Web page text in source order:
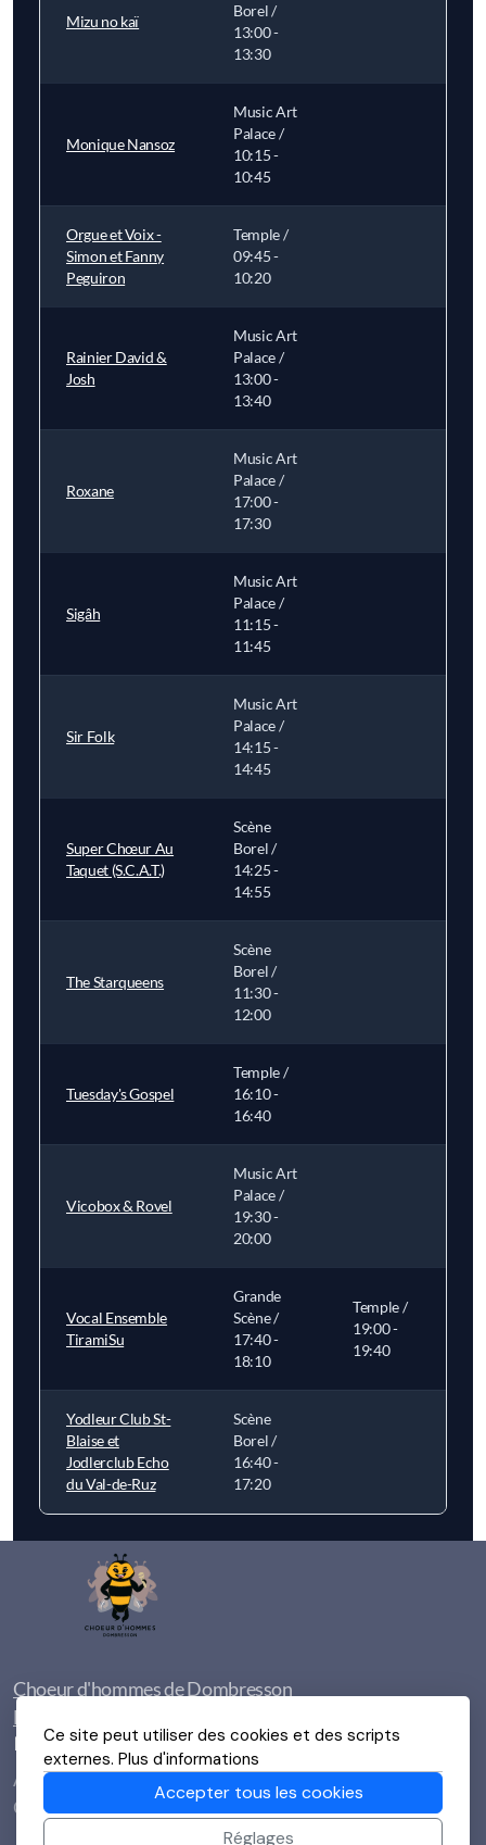
Mizu no kaï
Borel /
13:00 -
13:30
Monique Nansoz
Music Art
Palace /
10:15 -
10:45
Orgue et Voix -
Simon et Fanny
Peguiron
Temple /
09:45 -
10:20
Rainier David &
Josh
Music Art
Palace /
13:00 -
13:40
Roxane
Music Art
Palace /
17:00 -
17:30
Sigâh
Music Art
Palace /
11:15 -
11:45
Sir Folk
Music Art
Palace /
14:15 -
14:45
Super Chœur Au
Taquet (S.C.A.T.)
Scène
Borel /
14:25 -
14:55
The Starqueens
Scène
Borel /
11:30 -
12:00
Tuesday's Gospel
Temple /
16:10 -
16:40
Vicobox & Rovel
Music Art
Palace /
19:30 -
20:00
Vocal Ensemble
TiramiSu
Grande
Scène /
17:40 -
18:10
Temple /
19:00 -
19:40
Yodleur Club St-
Blaise et
Jodlerclub Echo
du Val-de-Ruz
Scène
Borel /
16:40 -
17:20
Choeur d'hommes de Dombresson
Festival Bourdon
Menu principal
Accueil
GROUPES
Ce site peut utiliser des cookies et des scripts
externes. Plus d'informations
Accepter tous les cookies
Réglages